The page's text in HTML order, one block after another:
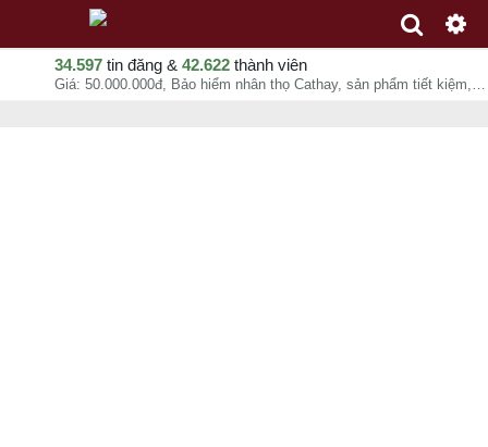
34.597 tin đăng & 42.622 thành viên
Giá: 50.000.000đ, Bảo hiểm nhân thọ Cathay, sản phẩm tiết kiệm, sản phẩm bảo vệ, Nguyên, Võ Xuân Nguyên, chuyên mục Bảo hiểm tại Quận 1 - Hồ Chí Minh - 07-08-2026 06:25:47